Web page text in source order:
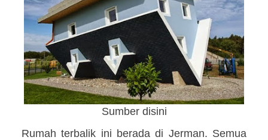
Sumber disini
Rumah terbalik ini berada di Jerman. Semua